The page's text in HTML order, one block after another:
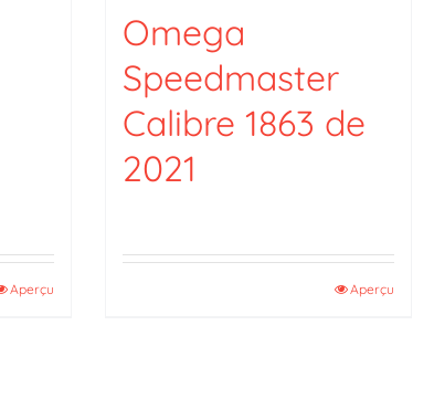
Aperçu
Omega
Speedmaster
Calibre 1863 de
2021
Aperçu